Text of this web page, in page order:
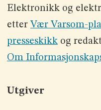
Elektronikk og
etter Vær Varsom-
presseskikkog
Om
Utgiver